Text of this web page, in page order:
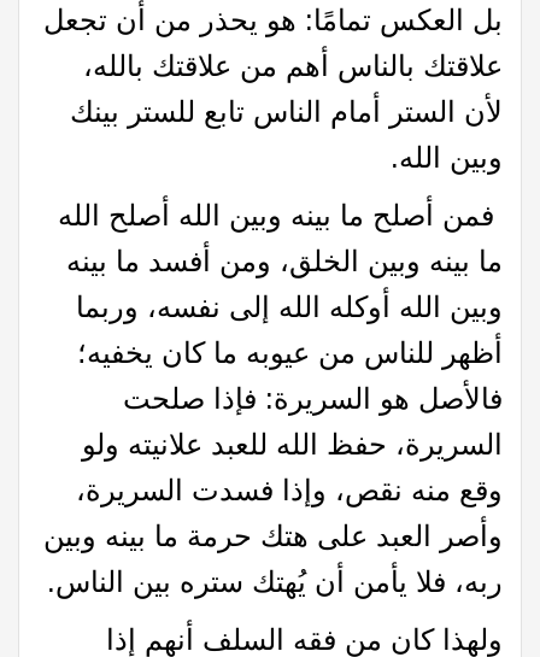
بل العكس تمامًا: هو يحذر من أن تجعل
علاقتك بالناس أهم من علاقتك بالله،
لأن الستر أمام الناس تابع للستر بينك
وبين الله.
فمن أصلح ما بينه وبين الله أصلح الله
ما بينه وبين الخلق، ومن أفسد ما بينه
وبين الله أوكله الله إلى نفسه، وربما
أظهر للناس من عيوبه ما كان يخفيه؛
فالأصل هو السريرة: فإذا صلحت
السريرة، حفظ الله للعبد علانيته ولو
وقع منه نقص، وإذا فسدت السريرة،
وأصر العبد على هتك حرمة ما بينه وبين
ربه، فلا يأمن أن يُهتك ستره بين الناس.
ولهذا كان من فقه السلف أنهم إذا